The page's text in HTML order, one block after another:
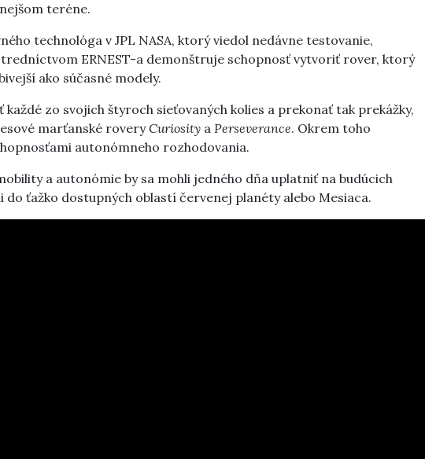
teréne.
technológa v JPL NASA, ktorý viedol nedávne testovanie,
ERNEST-a demonštruje schopnosť vytvoriť rover, ktorý
ako súčasné modely.
každé zo svojich štyroch sieťovaných kolies a prekonať tak prekážky,
marťanské roveryCuriosity a Perseverance. Okrem toho
autonómneho rozhodovania.
a autonómie by sa mohli jedného dňa uplatniť na budúcich
do ťažko dostupných oblastí červenej planéty alebo Mesiaca.